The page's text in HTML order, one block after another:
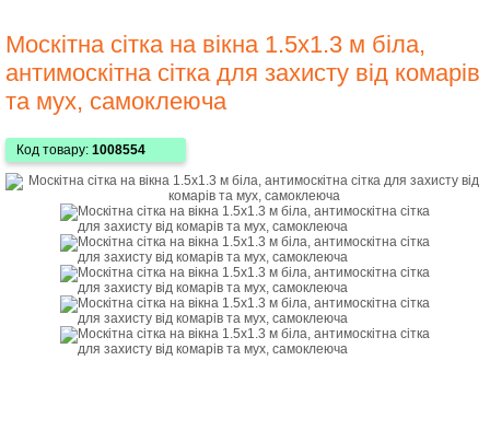
Москітна сітка на вікна 1.5х1.3 м біла,
антимоскітна сітка для захисту від комарів
та мух, самоклеюча
Код товару: 1008554